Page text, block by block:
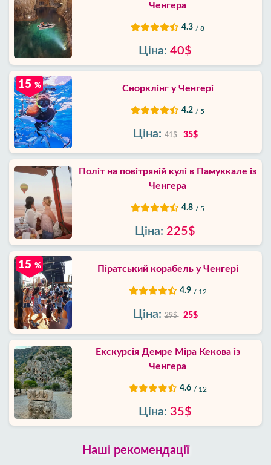
Ченгера
4.3 / 8
Ціна: 40$
Снорклінг у Ченгері
4.2 / 5
15 %
Ціна: 41$ 35$
Політ на повітряній кулі в Памуккале із
Ченгера
4.8 / 5
Ціна: 225$
Піратський корабель у Ченгері
4.9 / 12
15 %
Ціна: 29$ 25$
Екскурсія Демре Міра Кекова із
Ченгера
4.6 / 12
Ціна: 35$
Наші рекомендації